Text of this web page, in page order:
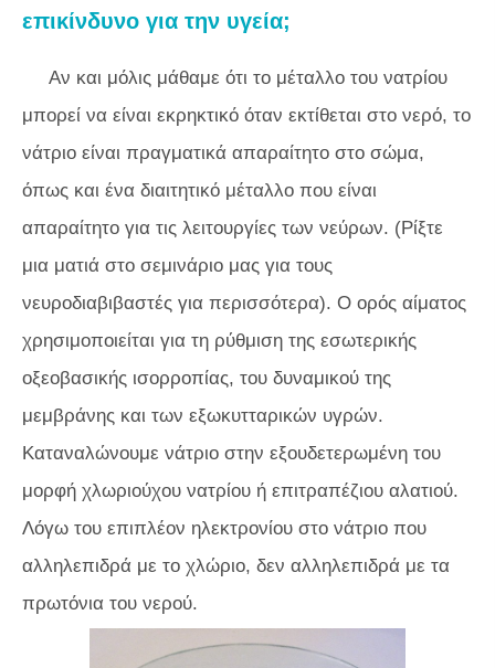
επικίνδυνο για την υγεία;
Αν και μόλις μάθαμε ότι το μέταλλο του νατρίου
μπορεί να είναι εκρηκτικό όταν εκτίθεται στο νερό, το
νάτριο είναι πραγματικά απαραίτητο στο σώμα,
όπως και ένα διαιτητικό μέταλλο που είναι
απαραίτητο για τις λειτουργίες των νεύρων. (Ρίξτε
μια ματιά στο σεμινάριο μας για τους
νευροδιαβιβαστές για περισσότερα). Ο ορός αίματος
χρησιμοποιείται για τη ρύθμιση της εσωτερικής
οξεοβασικής ισορροπίας, του δυναμικού της
μεμβράνης και των εξωκυτταρικών υγρών.
Καταναλώνουμε νάτριο στην εξουδετερωμένη του
μορφή χλωριούχου νατρίου ή επιτραπέζιου αλατιού.
Λόγω του επιπλέον ηλεκτρονίου στο νάτριο που
αλληλεπιδρά με το χλώριο, δεν αλληλεπιδρά με τα
πρωτόνια του νερού.